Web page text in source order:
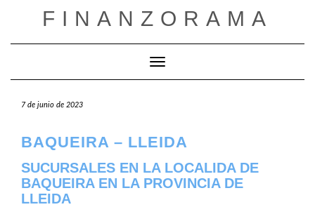
FINANZORAMA
Cambiar modo de navegación
7 de junio de 2023
BAQUEIRA – LLEIDA
SUCURSALES EN LA LOCALIDA DE
BAQUEIRA EN LA PROVINCIA DE
LLEIDA